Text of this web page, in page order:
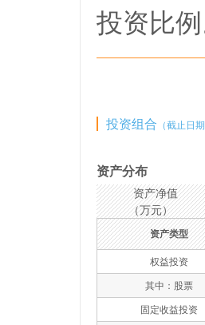
投资比例
投资组合 （截止日
资产分布
资产净值
（万元）
资产类型
权益投资
其中：股票
固定收益投资